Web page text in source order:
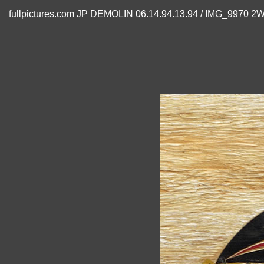
fullpictures.com JP DEMOLIN 06.14.94.13.94 / IMG_9970